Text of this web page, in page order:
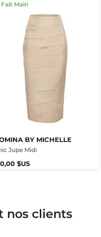
Fait Main
BY MICHELLE
Jupe Midi
$US
nos clients